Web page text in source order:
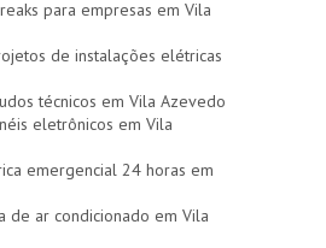
para empresas em Vila
de instalações elétricas
técnicos em Vila Azevedo
eletrônicos em Vila
emergencial 24 horas em
de ar condicionado em Vila